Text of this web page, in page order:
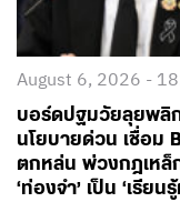
August 6, 2026 -
บอร์ดปฐมวัยลุยพลิ
นโยบายด่วน เชื่อม
ตกหล่น พ่วงกฎเหล็
‘ท่องจำ’ เป็น ‘เรีย